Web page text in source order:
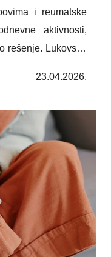
i reumatske
aktivnosti,
rešenje. Lukovska
okruženju, pruža
23.04.2026.